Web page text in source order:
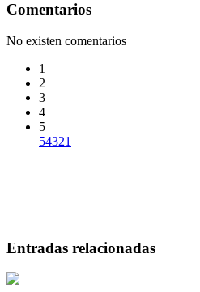
Comentarios
No existen comentarios
1
2
3
4
5
54321
Entradas relacionadas